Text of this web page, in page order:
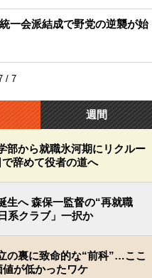
一会派結成で野党の逆襲が始
/ 7
週間
部から就職氷河期にリクルー
辞めて役者の道へ
生へ 森保一監督の“再就職
系クラブ」一択か
の裏に致命的な“前科”…ここ
値が低かったワケ